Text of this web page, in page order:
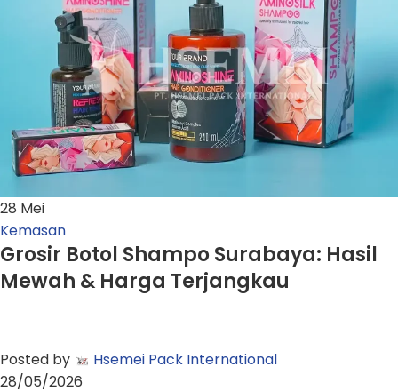
28 Mei
Kemasan
Grosir Botol Shampo Surabaya: Hasil
Mewah & Harga Terjangkau
Posted by
Hsemei Pack International
28/05/2026